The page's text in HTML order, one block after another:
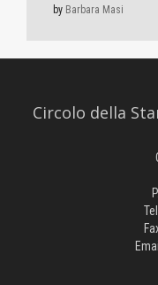
by Barbara Masi
Circolo della